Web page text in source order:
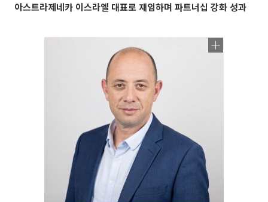
아스트라제네카 이스라엘 대표로 재임하며 파트너십 강화 성과